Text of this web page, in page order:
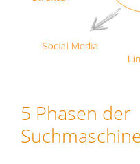
5 Phasen der